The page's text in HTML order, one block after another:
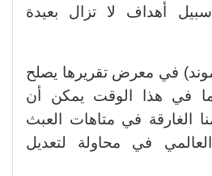
أهداف لا تزال بعيدة
في معرض تقريرها يصلح
في هذا الوقت يمكن أن
الغارقة في متاهات العبث
في محاولة لتعديل